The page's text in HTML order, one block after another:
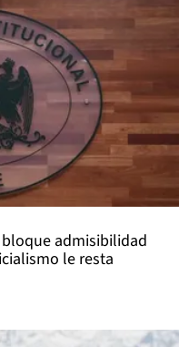
admisibilidad
le resta